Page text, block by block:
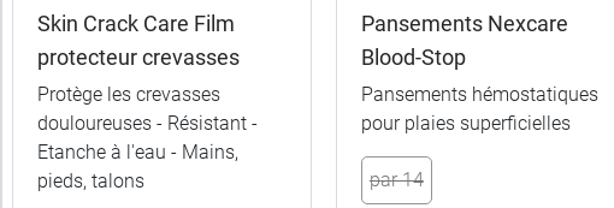
Skin Crack Care Film
protecteur crevasses
Protège les crevasses
douloureuses - Résistant -
Etanche à l'eau - Mains,
pieds, talons
Pansements Nexcare
Blood-Stop
Pansements hémostatiques
pour plaies superficielles
par 14